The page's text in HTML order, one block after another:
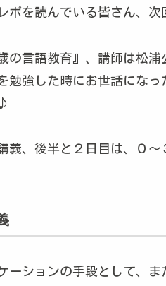
ポを読んでいる皆さん、
の言語教育』、講師は松
勉強した時にお世話にな
義、後半と２日目は、０
ーションの手段として、ま